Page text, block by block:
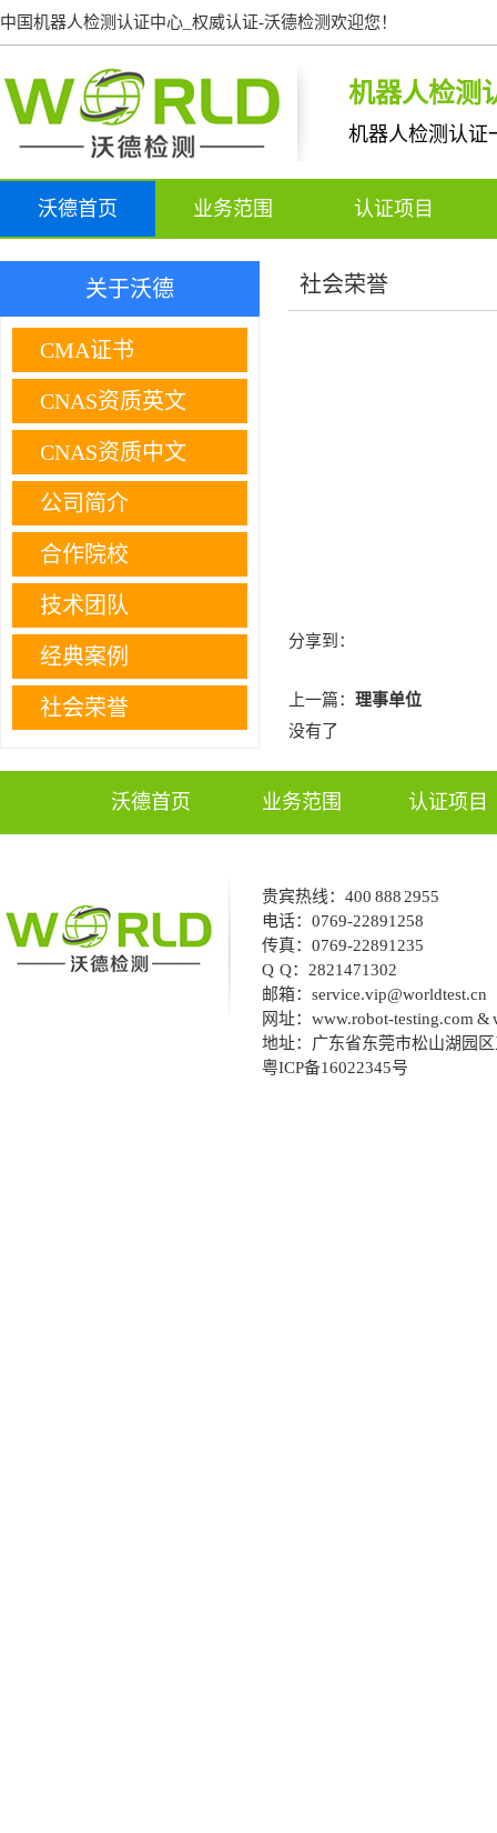
中国机器人检测认证中心_权威认证-沃德检测欢迎您！
机器人检测
机器人检测认证
沃德首页 业务范围 认证项目
关于沃德
CMA证书
CNAS资质英文
CNAS资质中文
公司简介
合作院校
技术团队
经典案例
社会荣誉
社会荣誉
分享到：
上一篇： 理事单位
没有了
沃德首页 业务范围 认证项目
贵宾热线： 400 888 2955
电话： 0769-22891258
传真： 0769-22891235
Q Q： 2821471302
邮箱：
网址： www.robot-testing.com &
地址：广东省东莞市松山湖园
粤ICP备16022345号